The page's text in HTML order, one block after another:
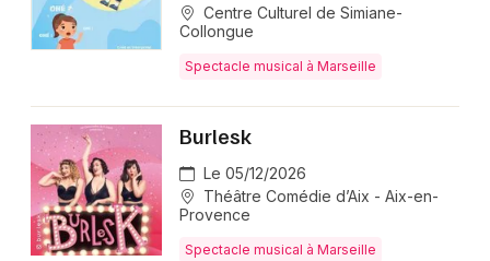
Centre Culturel de Simiane-
Collongue
Spectacle musical à Marseille
Burlesk
Le 05/12/2026
Théâtre Comédie d’Aix - Aix-en-
Provence
Spectacle musical à Marseille